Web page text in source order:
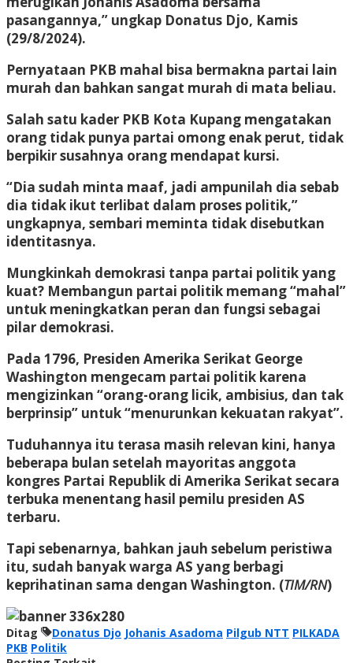
pasangannya,” ungkap Donatus Djo, Kamis
(29/8/2024).
Pernyataan PKB mahal bisa bermakna partai lain
murah dan bahkan sangat murah di mata beliau.
Salah satu kader PKB Kota Kupang mengatakan
orang tidak punya partai omong enak perut, tidak
berpikir susahnya orang mendapat kursi.
“Dia sudah minta maaf, jadi ampunilah dia sebab
dia tidak ikut terlibat dalam proses politik,”
ungkapnya, sembari meminta tidak disebutkan
identitasnya.
Mungkinkah demokrasi tanpa partai politik yang
kuat? Membangun partai politik memang “mahal”
untuk meningkatkan peran dan fungsi sebagai
pilar demokrasi.
Pada 1796, Presiden Amerika Serikat George
Washington mengecam partai politik karena
mengizinkan “orang-orang licik, ambisius, dan tak
berprinsip” untuk “menurunkan kekuatan rakyat”.
Tuduhannya itu terasa masih relevan kini, hanya
beberapa bulan setelah mayoritas anggota
kongres Partai Republik di Amerika Serikat secara
terbuka menentang hasil pemilu presiden AS
terbaru.
Tapi sebenarnya, bahkan jauh sebelum peristiwa
itu, sudah banyak warga AS yang berbagi
keprihatinan sama dengan Washington. (TIM/RN)
Ditag Donatus Djo Johanis Asadoma Pilgub NTT PILKADA
PKB Politik